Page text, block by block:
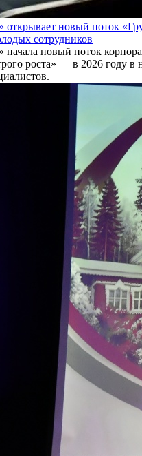
открывает новый поток
сотрудников
начала новый поток
роста» — в 2026 году в